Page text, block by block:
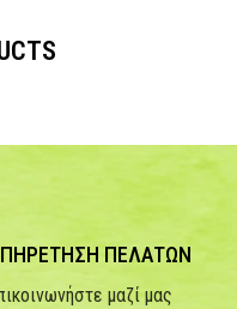
ΠΕΛΑΤΩΝ
μαζί μας